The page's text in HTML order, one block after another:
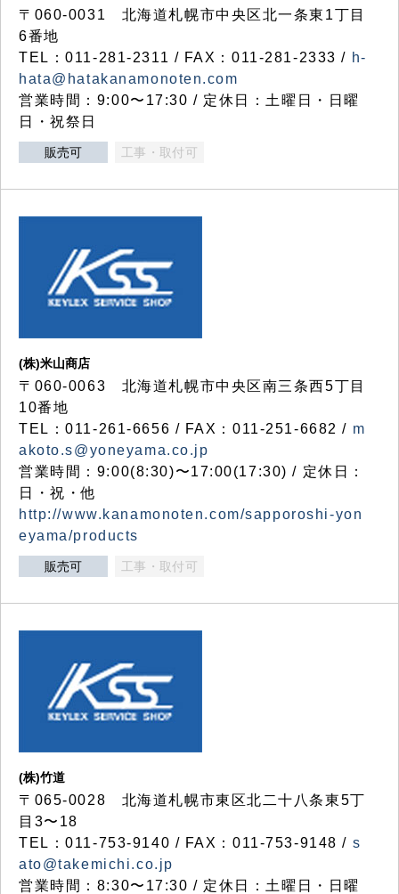
〒060-0031 北海道札幌市中央区北一条東1丁目
6番地
TEL：011-281-2311 / FAX：011-281-2333 / h-
hata@hatakanamonoten.com
営業時間：9:00〜17:30 / 定休日：土曜日・日曜
日・祝祭日
販売可 工事・取付可
(株)米山商店
〒060-0063 北海道札幌市中央区南三条西5丁目
10番地
TEL：011-261-6656 / FAX：011-251-6682 / m
akoto.s@yoneyama.co.jp
営業時間：9:00(8:30)〜17:00(17:30) / 定休日：
日・祝・他
http://www.kanamonoten.com/sapporoshi-yon
eyama/products
販売可 工事・取付可
(株)竹道
〒065-0028 北海道札幌市東区北二十八条東5丁
目3〜18
TEL：011-753-9140 / FAX：011-753-9148 / s
ato@takemichi.co.jp
営業時間：8:30〜17:30 / 定休日：土曜日・日曜